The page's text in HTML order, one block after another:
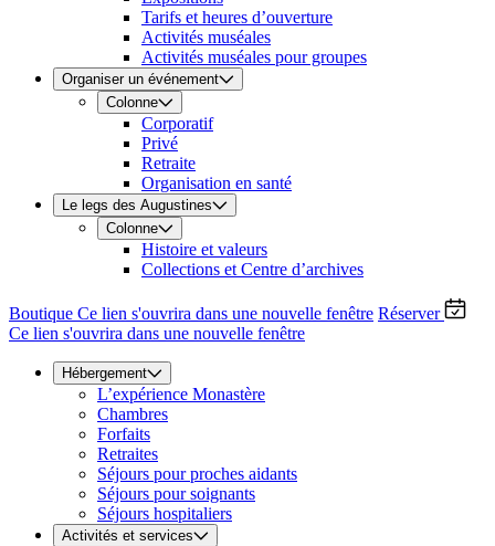
Tarifs et heures d’ouverture
Activités muséales
Activités muséales pour groupes
Organiser un événement
Colonne
Corporatif
Privé
Retraite
Organisation en santé
Le legs des Augustines
Colonne
Histoire et valeurs
Collections et Centre d’archives
Boutique Ce lien s'ouvrira dans une nouvelle fenêtre Réserver
Ce lien s'ouvrira dans une nouvelle fenêtre
Hébergement
L’expérience Monastère
Chambres
Forfaits
Retraites
Séjours pour proches aidants
Séjours pour soignants
Séjours hospitaliers
Activités et services